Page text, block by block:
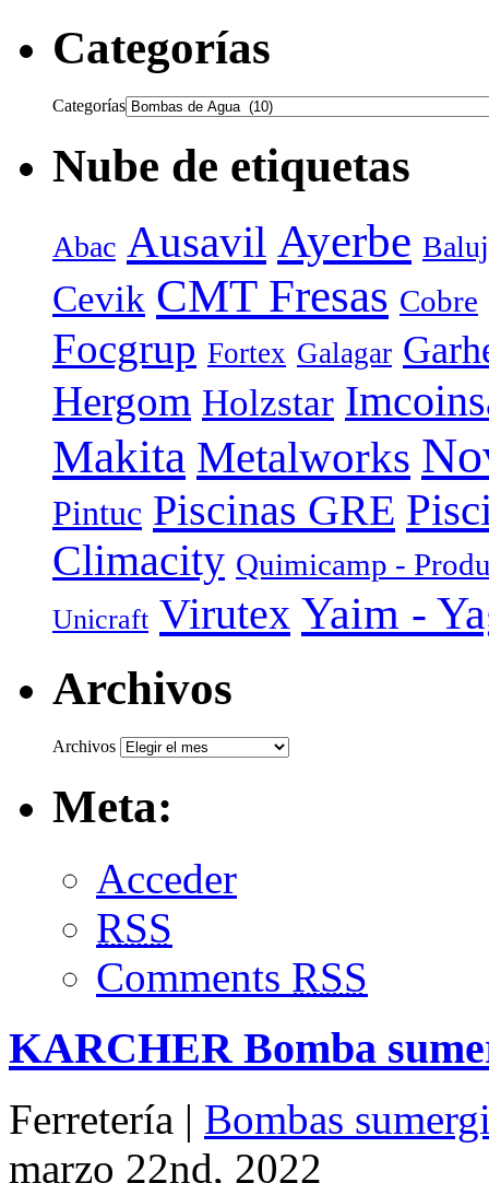
Categorías
Categorías
Nube de etiquetas
Abac Ausavil Ayerbe
Cevik CMT Fresas Cobre
Focgrup Fortex Galagar
Hergom Holzstar
Makita Metalworks
Pintuc Piscinas GRE
Climacity Quimicamp -
Unicraft Virutex Yaim -
Archivos
Archivos
Meta:
Acceder
RSS
Comments RSS
KARCHER Bomba
Ferretería | Bombas
marzo 22nd, 2022